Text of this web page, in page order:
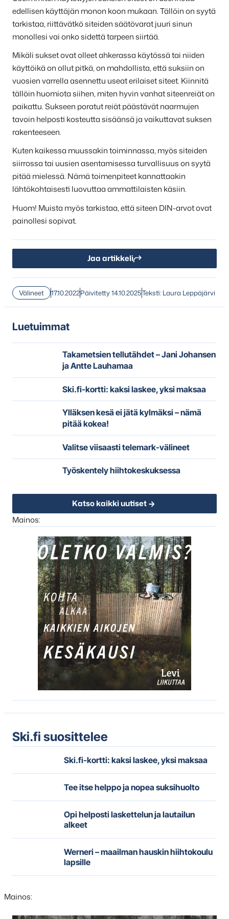
edellisen käyttäjän monon koon mukaan. Tällöin on syytä
tarkistaa, riittävätkö siteiden säätövarat juuri sinun
monollesi vai onko sidettä tarpeen siirtää.
Mikäli sukset ovat olleet ahkerassa käytössä tai niiden
käyttöikä on ollut pitkä, on mahdollista, että suksiin on
vuosien varrella asennettu useat erilaiset siteet. Kiinnitä
tällöin huomiota siihen, miten hyvin vanhat siteenreiät on
paikattu. Sukseen poratut reiät päästävät naarmujen
tavoin helposti kosteutta sisäänsä ja vaikuttavat suksen
rakenteeseen.
Kuten kaikessa muussakin toiminnassa, myös siteiden
siirrossa tai uusien asentamisessa turvallisuus on syytä
pitää mielessä. Nämä toimenpiteet kannattaakin
lähtökohtaisesti luovuttaa ammattilaisten käsiin.
Huom! Muista myös tarkistaa, että siteen DIN-arvot ovat
painollesi sopivat.
Jaa artikkeli
Välineet 17.10.2022Päivitetty 14.10.2025Teksti: Laura Leppäjärvi
Luetuimmat
Takametsien tellutähdet – Jani Johansen
ja Antte Lauhamaa
Ski.fi-kortti: kaksi laskee, yksi maksaa
Ylläksen kesä ei jätä kylmäksi – nämä
pitää kokea!
Valitse viisaasti telemark-välineet
Työskentely hiihtokeskuksessa
Katso kaikki uutiset
Mainos:
Ski.fi suosittelee
Ski.fi-kortti: kaksi laskee, yksi maksaa
Tee itse helppo ja nopea suksihuolto
Opi helposti laskettelun ja lautailun
alkeet
Werneri – maailman hauskin hiihtokoulu
lapsille
Mainos: